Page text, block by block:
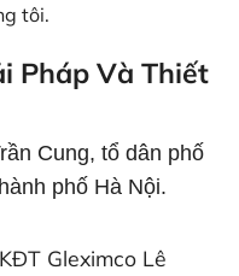
tôi.
Pháp Và Thiết
Cung, tổ dân phố
phố Hà Nội.
Gleximco Lê